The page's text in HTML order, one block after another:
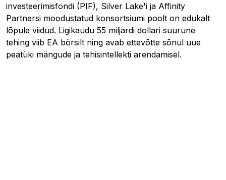
investeerimisfondi (PIF), Silver Lake'i ja Affinity
Partnersi moodustatud konsortsiumi poolt on edukalt
lõpule viidud. Ligikaudu 55 miljardi dollari suurune
tehing viib EA börsilt ning avab ettevõtte sõnul uue
peatüki mängude ja tehisintellekti arendamisel.